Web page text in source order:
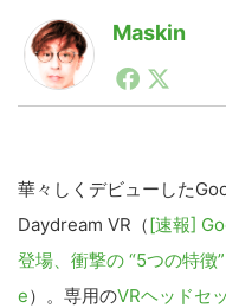
Maskin
1990年代初頭
ートアップ業
生から普及成
注目される。通
スクとして数
ペイン）の元
などを経て、現
注力中。
華々しくデビューした
Daydream VR（[速報]
登場、衝撃の “5つの特
e）。専用のVRヘッドセ
AI
Drone
[YouTube]
投資家登録